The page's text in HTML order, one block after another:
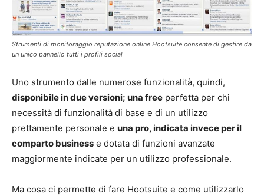
Strumenti di monitoraggio reputazione online Hootsuite consente di gestire da
un unico pannello tutti i profili social
Uno strumento dalle numerose funzionalità, quindi,
disponibile in due versioni; una free perfetta per chi
necessità di funzionalità di base e di un utilizzo
prettamente personale e una pro, indicata invece per il
comparto business e dotata di funzioni avanzate
maggiormente indicate per un utilizzo professionale.
Ma cosa ci permette di fare Hootsuite e come utilizzarlo